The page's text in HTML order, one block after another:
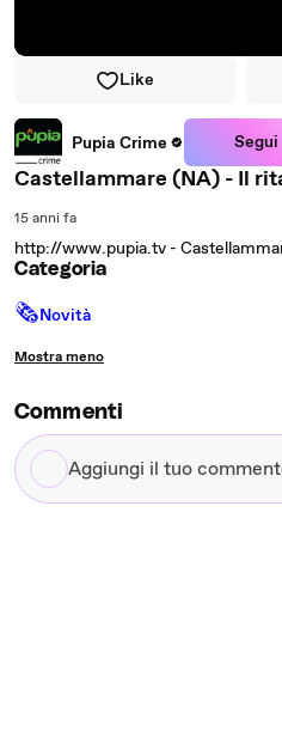
Like
Pupia Crime Segui
Castellammare (NA) - Il
15 anni fa
http://www.pupia.tv -
Categoria
🗞Novità
Mostra meno
Commenti
Aggiungi
il